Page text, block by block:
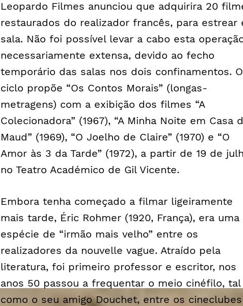
Leopardo Filmes anunciou que adquirira 20
restaurados do realizador francês, para estrear
sala. Não foi possível levar a cabo esta
necessariamente extensa, devido ao fecho
temporário das salas nos dois confinamentos. O
ciclo propõe “Os Contos Morais” (longas-
metragens) com a exibição dos filmes “A
Colecionadora” (1967), “A Minha Noite em Casa
Maud” (1969), “O Joelho de Claire” (1970) e “O
Amor às 3 da Tarde” (1972), a partir de 19 de
no Teatro Académico de Gil Vicente.
Embora tenha começado a filmar ligeiramente
mais tarde, Éric Rohmer (1920, França), era uma
espécie de “irmão mais velho” entre os
realizadores da nouvelle vague. Atraído pela
literatura, foi primeiro professor e escritor, nos
anos 50 passou a frequentar o meio cinéfilo, tal
como o seu amigo Douchet, entre os